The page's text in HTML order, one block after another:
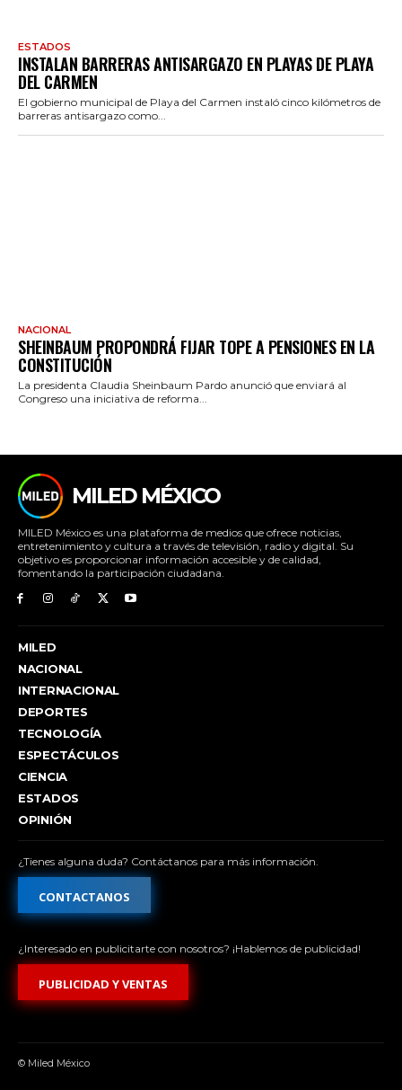
ESTADOS
INSTALAN BARRERAS ANTISARGAZO EN PLAYAS DE PLAYA
DEL CARMEN
El gobierno municipal de Playa del Carmen instaló cinco kilómetros de
barreras antisargazo como...
NACIONAL
SHEINBAUM PROPONDRÁ FIJAR TOPE A PENSIONES EN LA
CONSTITUCIÓN
La presidenta Claudia Sheinbaum Pardo anunció que enviará al
Congreso una iniciativa de reforma...
MILED MÉXICO
MILED México es una plataforma de medios que ofrece noticias,
entretenimiento y cultura a través de televisión, radio y digital. Su
objetivo es proporcionar información accesible y de calidad,
fomentando la participación ciudadana.
MILED
NACIONAL
INTERNACIONAL
DEPORTES
TECNOLOGÍA
ESPECTÁCULOS
CIENCIA
ESTADOS
OPINIÓN
¿Tienes alguna duda? Contáctanos para más información.
CONTACTANOS
¿Interesado en publicitarte con nosotros? ¡Hablemos de publicidad!
PUBLICIDAD Y VENTAS
© Miled México